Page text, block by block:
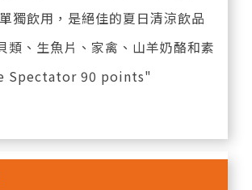
獨飲用，是絕佳的夏日清涼飲品
類、生魚片、家禽、山羊奶酪和素
Spectator 90 points"